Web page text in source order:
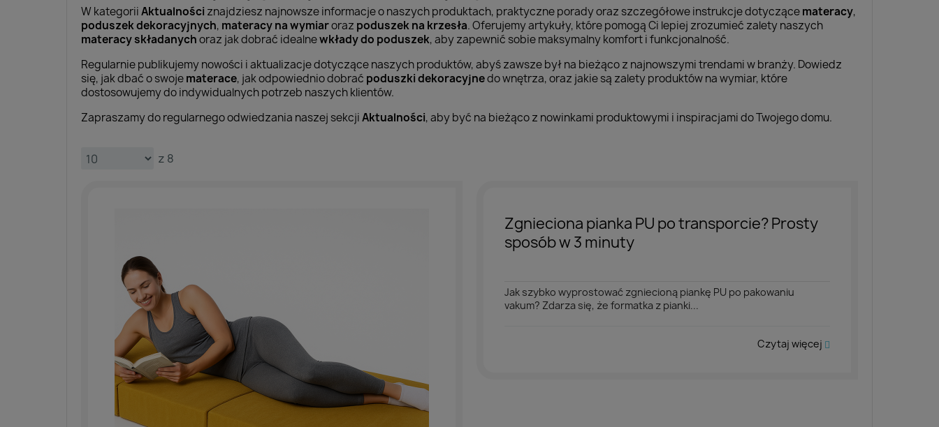
W kategoriiAktualności znajdziesz najnowsze informacje o naszych produktach, praktyczne porady oraz szczegółowe instrukcje dotyczącemateracy,
poduszek dekoracyjnych, materacy na wymiaroraz poduszek na krzesła. Oferujemy artykuły, które pomogą Ci lepiej zrozumieć zalety naszych
materacy składanychoraz jak dobrać idealnewkłady do poduszek, aby zapewnić sobie maksymalny komfort i funkcjonalność.
Regularnie publikujemy nowości i aktualizacje dotyczące naszych produktów, abyś zawsze był na bieżąco z najnowszymi trendami w branży. Dowiedz
się, jak dbać o swojematerace, jak odpowiednio dobrać poduszki dekoracyjnedo wnętrza, oraz jakie są zalety produktów na wymiar, które
dostosowujemy do indywidualnych potrzeb naszych klientów.
Zapraszamy do regularnego odwiedzania naszej sekcjiAktualności, aby być na bieżąco z nowinkami produktowymi i inspiracjami do Twojego domu.
z 8
Zgnieciona pianka PU po transporcie? Prosty
sposób w 3 minuty
Jak szybko wyprostować zgniecioną piankę PU po pakowaniu
vakum? Zdarza się, że formatka z pianki...
Czytaj więcej